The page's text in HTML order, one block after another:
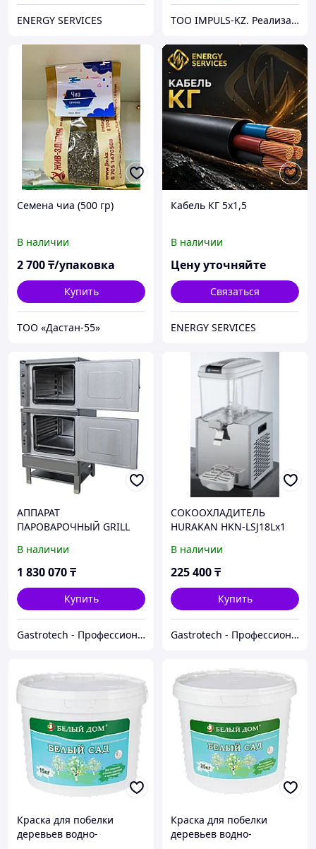
ENERGY SERVICES ТОО IMPULS-KZ. Реализация различных лакокрасочных материалов
Семена чиа (500 гр)
В наличии
2 700₸/упаковка
Купить
ТОО «Дастан-55»
Кабель КГ 5х1,5
В наличии
Цену уточняйте
Связаться
ENERGY SERVICES
АППАРАТ
ПАРОВАРОЧНЫЙ GRILL
В наличии
1 830 070₸
Купить
Gastrotech - Профессиональное оборудование
СОКООХЛАДИТЕЛЬ
HURAKAN HKN-LSJ18Lx1
В наличии
225 400₸
Купить
Gastrotech - Профессиональное оборудование
Краска для побелки
деревьев водно-
Краска для побелки
деревьев водно-